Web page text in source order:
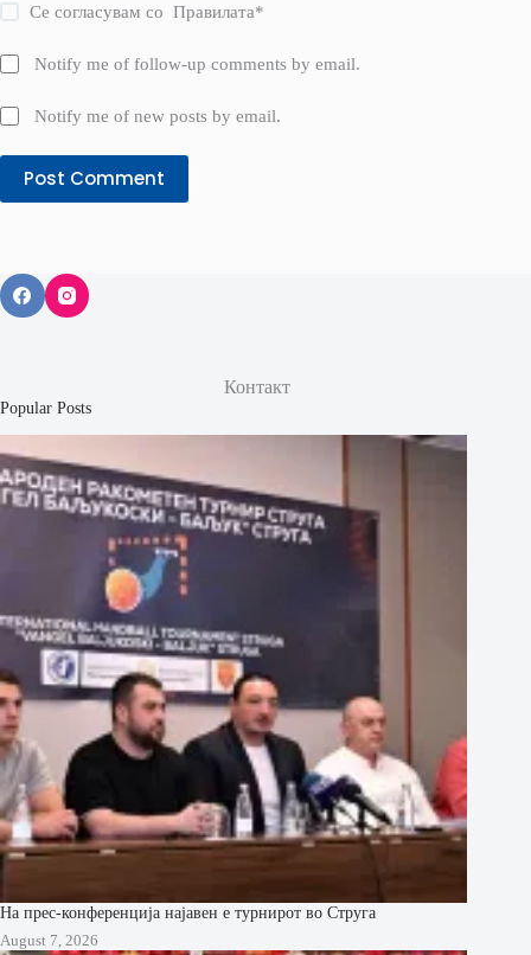
Се согласувам соПравилата*
Notify me of follow-up comments by email.
Notify me of new posts by email.
Post Comment
Контакт
Popular Posts
На прес-конференција најавен е турнирот во Струга
August 7, 2026